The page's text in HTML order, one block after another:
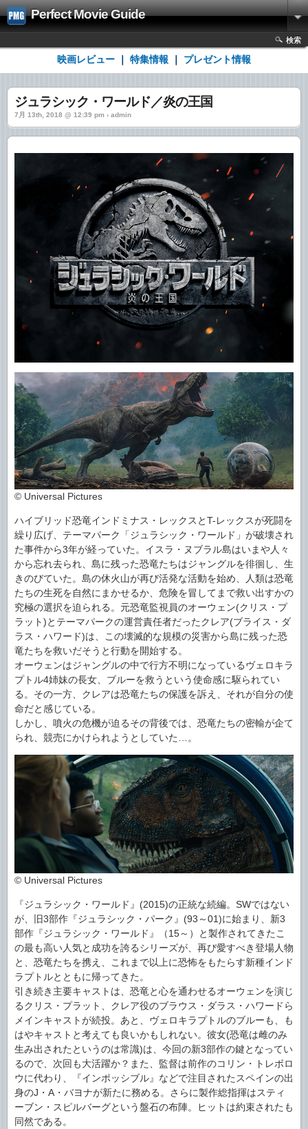
Perfect Movie Guide
検索
映画レビュー 特集情報 プレゼント情報
ジュラシック・ワールド／炎の王国
7月 13th, 2018 @ 12:39 pm › admin
© Universal Pictures
ハイブリッド恐竜インドミナス・レックスとT-レックスが死闘を
繰り広げ、テーマパーク「ジュラシック・ワールド」が破壊され
た事件から3年が経っていた。イスラ・ヌブラル島はいまや人々
から忘れ去られ、島に残った恐竜たちはジャングルを徘徊し、生
きのびていた。島の休火山が再び活発な活動を始め、人類は恐竜
たちの生死を自然にまかせるか、危険を冒してまで救い出すかの
究極の選択を迫られる。元恐竜監視員のオーウェン(クリス・プ
ラット)とテーマパークの運営責任者だったクレア(ブライス・ダ
ラス・ハワード)は、この壊滅的な規模の災害から島に残った恐
竜たちを救いだそうと行動を開始する。
オーウェンはジャングルの中で行方不明になっているヴェロキラ
プトル4姉妹の長女、ブルーを救うという使命感に駆られてい
る。その一方、クレアは恐竜たちの保護を訴え、それが自分の使
命だと感じている。
しかし、噴火の危機が迫るその背後では、恐竜たちの密輸が企て
られ、競売にかけられようとしていた…。
© Universal Pictures
『ジュラシック・ワールド』(2015)の正統な続編。SWではない
が、旧3部作『ジュラシック・パーク』(93～01)に始まり、新3
部作『ジュラシック・ワールド』（15～）と製作されてきたこ
の最も高い人気と成功を誇るシリーズが、再び愛すべき登場人物
と、恐竜たちを携え、これまで以上に恐怖をもたらす新種インド
ラプトルとともに帰ってきた。
引き続き主要キャストは、恐竜と心を通わせるオーウェンを演じ
るクリス・プラット、クレア役のブラウス・ダラス・ハワードら
メインキャストが続投。あと、ヴェロキラプトルのブルーも、も
はやキャストと考えても良いかもしれない。彼女(恐竜は雌のみ
生み出されたというのは常識)は、今回の新3部作の鍵となってい
るので、次回も大活躍か？また、監督は前作のコリン・トレボロ
ウに代わり、『インポッシブル』などで注目されたスペインの出
身のJ・A・バヨナが新たに務める。さらに製作総指揮はスティ
ーブン・スピルバーグという盤石の布陣。ヒットは約束されたも
同然である。